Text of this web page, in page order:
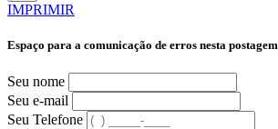
IMPRIMIR
Espaço para a comunicação de erros nesta postagem
Seu nome
Seu e-mail
Seu Telefone